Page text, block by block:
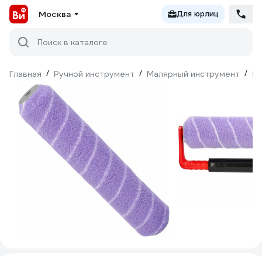
Москва Для юрлиц
Поиск в каталоге
Главная / Ручной инструмент / Малярный инструмент /